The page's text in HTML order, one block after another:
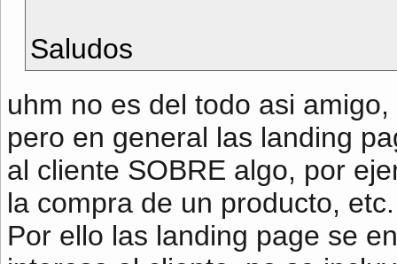
Saludos
uhm no es del todo asi
pero en general las landing
al cliente SOBRE algo, por
la compra de un producto, etc.
Por ello las landing page se